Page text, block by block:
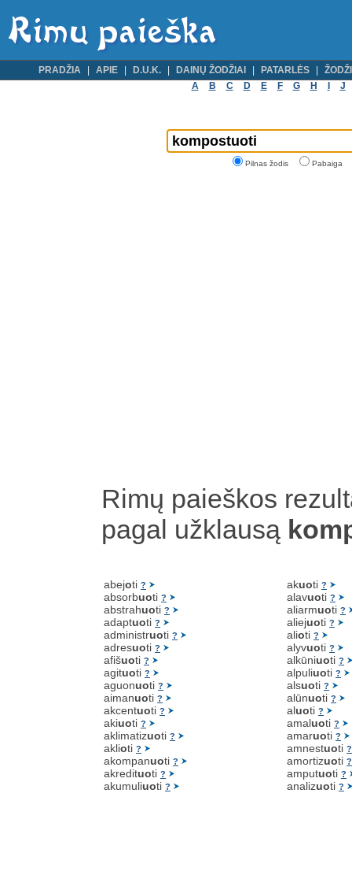
PRADŽIA APIE D.U.K. DAINŲ ŽODŽIAI PATARLĖS
A
B C D E F G H J
Pilnas žodis Pabaiga
Rimų paieškos
pagal užklausą
abejoti ?
absorbuoti ?
abstrahuoti ?
adaptuoti ?
administruoti ?
adresuoti ?
afišuoti ?
agituoti ?
aguonuoti ?
aimanuoti ?
akcentuoti ?
akiuoti ?
aklimatizuoti ?
aklioti ?
akompanuoti ?
akredituoti ?
akumuliuoti ?
akuoti ?
alavuoti ?
aliarmuoti ?
aliejuoti ?
alioti ?
alyvuoti ?
alkūniuoti ?
alpuliuoti ?
alsuoti ?
alūnuoti ?
aluoti ?
amaluoti ?
amaruoti ?
amnestuoti ?
amortizuoti ?
amputuoti ?
analizuoti ?